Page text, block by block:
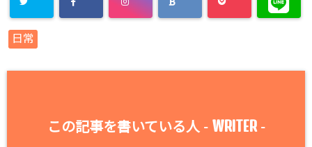
日常
この記事を書いている人 - WRITER-